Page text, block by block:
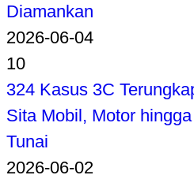
Diamankan
2026-06-04
10
324 Kasus 3C
Sita Mobil, Motor
Tunai
2026-06-02